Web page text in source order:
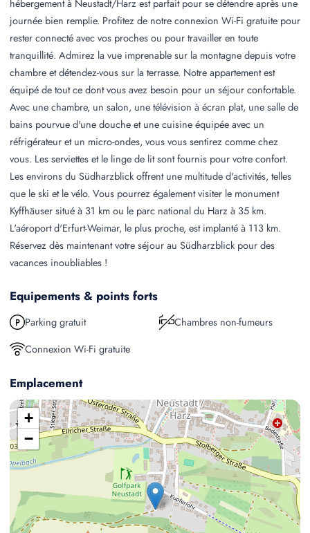
hébergement à Neustadt/Harz est parfait pour se détendre après une
journée bien remplie. Profitez de notre connexion Wi-Fi gratuite pour
rester connecté avec vos proches ou pour travailler en toute
tranquillité. Admirez la vue imprenable sur la montagne depuis votre
chambre et détendez-vous sur la terrasse. Notre appartement est
équipé de tout ce dont vous avez besoin pour un séjour confortable.
Avec une chambre, un salon, une télévision à écran plat, une salle de
bains pourvue d'une douche et une cuisine équipée avec un
réfrigérateur et un micro-ondes, vous vous sentirez comme chez
vous. Les serviettes et le linge de lit sont fournis pour votre confort.
Les environs du Südharzblick offrent une multitude d'activités, telles
que le ski et le vélo. Vous pourrez également visiter le monument
Kyffhäuser situé à 31 km ou le parc national du Harz à 35 km.
L'aéroport d'Erfurt-Weimar, le plus proche, est implanté à 113 km.
Réservez dès maintenant votre séjour au Südharzblick pour des
vacances inoubliables !
Equipements & points forts
Parking gratuit
Chambres non-fumeurs
Connexion Wi-Fi gratuite
Emplacement
+
−